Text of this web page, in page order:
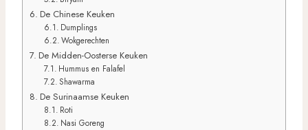
De Chinese Keuken
Dumplings
Wokgerechten
De Midden-Oosterse Keuken
Hummus en Falafel
Shawarma
De Surinaamse Keuken
Roti
Nasi Goreng